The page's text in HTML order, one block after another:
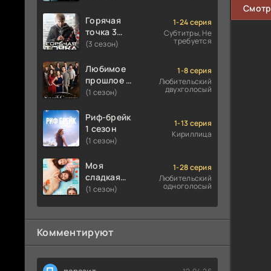
Горячая
точка 3
сезон
(3 сезон)
1-24 серия
Субтитры, Не
требуется
Любимое
прошлое 1
сезон
(1 сезон)
1-8 серия
Любительский
двухголосый
Риф-брейк
1 сезон
(1 сезон)
1-13 серия
Кириллица
Моя
сладкая
ложь 1
(1 сезон)
1-28 серия
Любительский
одноголосый
Комментируют